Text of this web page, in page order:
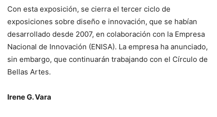
Con esta exposición, se cierra el tercer ciclo de
exposiciones sobre diseño e innovación, que se habían
desarrollado desde 2007, en colaboración con la Empresa
Nacional de Innovación (ENISA). La empresa ha anunciado,
sin embargo, que continuarán trabajando con el Círculo de
Bellas Artes.
Irene G. Vara